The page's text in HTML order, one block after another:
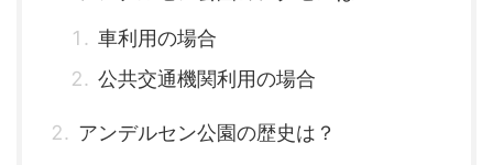
車利用の場合
公共交通機関利用の場合
アンデルセン公園の歴史は？